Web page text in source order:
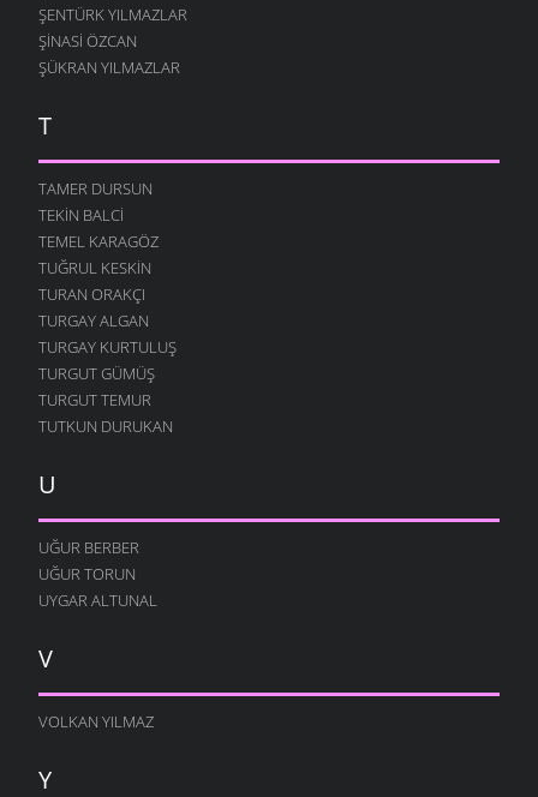
ŞENTÜRK YILMAZLAR
ŞINASI ÖZCAN
ŞÜKRAN YILMAZLAR
T
TAMER DURSUN
TEKIN BALCI
TEMEL KARAGÖZ
TUĞRUL KESKIN
TURAN ORAKÇI
TURGAY ALGAN
TURGAY KURTULUŞ
TURGUT GÜMÜŞ
TURGUT TEMUR
TUTKUN DURUKAN
U
UĞUR BERBER
UĞUR TORUN
UYGAR ALTUNAL
V
VOLKAN YILMAZ
Y